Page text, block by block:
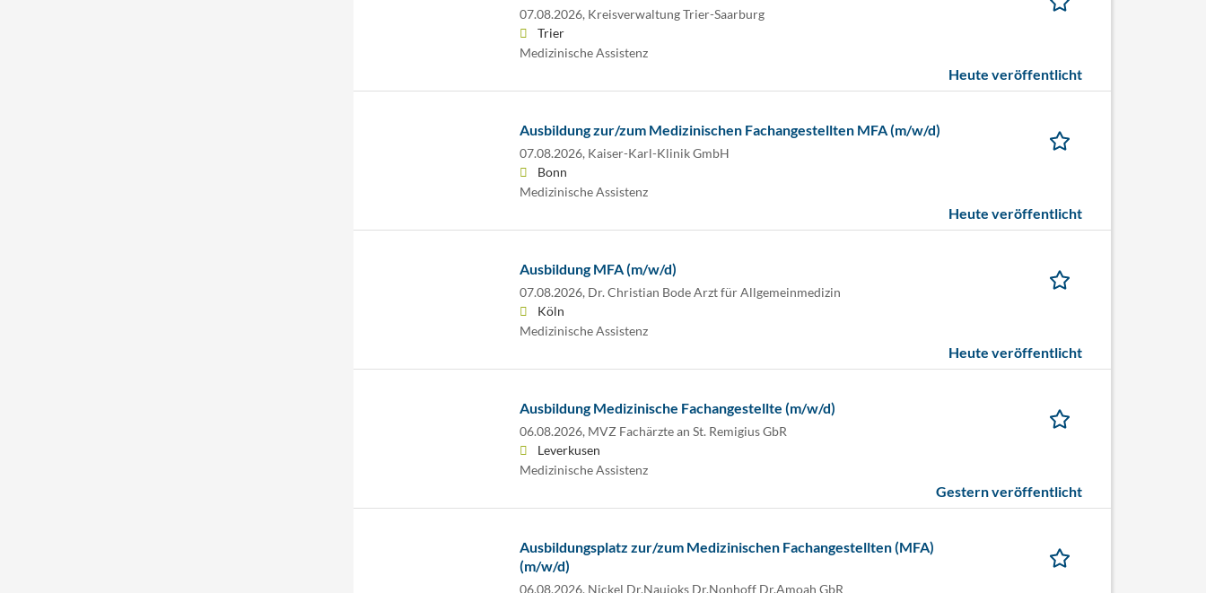
07.08.2026, Kreisverwaltung Trier-Saarburg
Trier
Medizinische Assistenz
Heute veröffentlicht
Ausbildung zur/zum Medizinischen Fachangestellten MFA (m/w/d)
07.08.2026, Kaiser-Karl-Klinik GmbH
Bonn
Medizinische Assistenz
Heute veröffentlicht
Ausbildung MFA (m/w/d)
07.08.2026, Dr. Christian Bode Arzt für Allgemeinmedizin
Köln
Medizinische Assistenz
Heute veröffentlicht
Ausbildung Medizinische Fachangestellte (m/w/d)
06.08.2026, MVZ Fachärzte an St. Remigius GbR
Leverkusen
Medizinische Assistenz
Gestern veröffentlicht
Ausbildungsplatz zur/zum Medizinischen Fachangestellten (MFA)
(m/w/d)
06.08.2026, Nickel Dr.Naujoks Dr.Nonhoff Dr.Amoah GbR